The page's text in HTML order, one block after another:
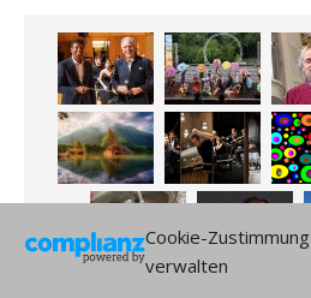
Cookie-Zustimmung
verwalten